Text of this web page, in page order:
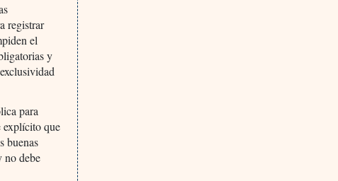
registrar
el
y
para
explícito que
buenas
no debe